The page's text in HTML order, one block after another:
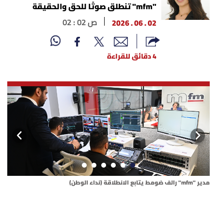
لبنان
محليات
أسرار
متفرقات
نداء القرّاء
"mfm" تنطلق صوتًا للحق والحقيقة
02 . 06 . 2026
02 : 02 ص
4 دقائق للقراءة
مدير "mfm" رالف ضومط يتابع الانطلاقة (نداء الوطن)